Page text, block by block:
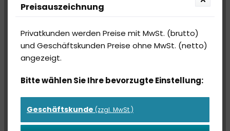
1916B3-6 GRIFFVERLÄNGERUNG ASTSCHEREN
Preisauszeichnung
Privatkunden werden Preise mit MwSt. (brutto)
und Geschäftskunden Preise ohne MwSt. (netto)
angezeigt.
Bitte wählen Sie Ihre bevorzugte Einstellung:
Geschäftskunde (zzgl. MwSt.)